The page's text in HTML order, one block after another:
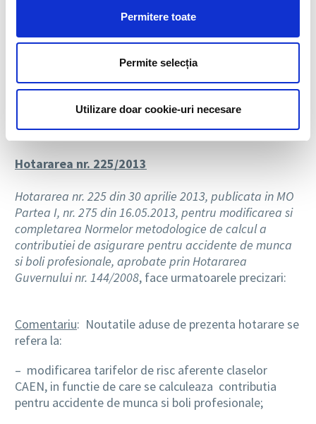
Permitere toate
Permite selecția
Utilizare doar cookie-uri necesare
vederea continuarii studiilor precum si recunoasterea
perioadelor de studii.
Acordul este incheiat pe o perioada de 5 ani si se
reinnoieste, prin tacita reconductiune, pentru noi
Hotararea nr. 225/2013
Hotararea nr. 225 din 30 aprilie 2013, publicata in MO
Partea I, nr. 275 din 16.05.2013, pentru modificarea si
completarea Normelor metodologice de calcul a
contributiei de asigurare pentru accidente de munca
si boli profesionale, aprobate prin Hotararea
Guvernului nr. 144/2008, face urmatoarele precizari:
Comentariu: Noutatile aduse de prezenta hotarare se
refera la:
– modificarea tarifelor de risc aferente claselor
CAEN, in functie de care se calculeaza contributia
pentru accidente de munca si boli profesionale;